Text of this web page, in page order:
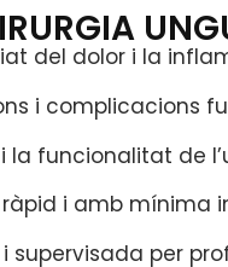
del dolor i la
i complicacions
la funcionalitat de
i amb mínima
supervisada per